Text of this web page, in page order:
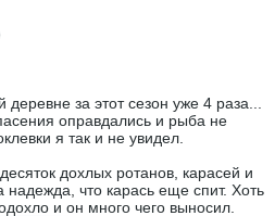
за этот сезон уже 4 раза...
оправдались и рыба не
я так и не увидел.
дохлых ротанов, карасей и
что карась еще спит. Хоть
и он много чего выносил.